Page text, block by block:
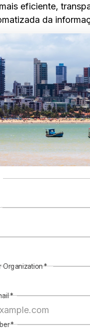
eficiente,
da
Organization*
*
*